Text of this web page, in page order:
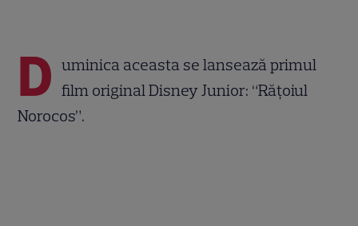
D uminica aceasta se lansează primul
film original Disney Junior: “Rățoiul
Norocos”.